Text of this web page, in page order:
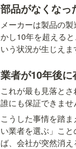
部品がなくなっ
メーカーは製品の
かし10年を超える
いう状況が生じえ
業者が10年後
これが最も見落と
誰にも保証できませ
こうした事情を踏
い業者を選ぶ」こ
ば、会社が突然消